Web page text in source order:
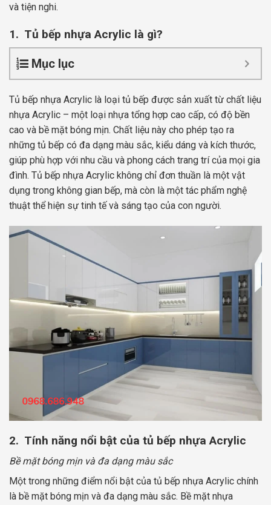
và tiện nghi.
1. Tủ bếp nhựa Acrylic là gì?
Mục lục
Tủ bếp nhựa Acrylic là loại tủ bếp được sản xuất từ chất liệu
nhựa Acrylic – một loại nhựa tổng hợp cao cấp, có độ bền
cao và bề mặt bóng mịn. Chất liệu này cho phép tạo ra
những tủ bếp có đa dạng màu sắc, kiểu dáng và kích thước,
giúp phù hợp với nhu cầu và phong cách trang trí của mọi gia
đình. Tủ bếp nhựa Acrylic không chỉ đơn thuần là một vật
dụng trong không gian bếp, mà còn là một tác phẩm nghệ
thuật thể hiện sự tinh tế và sáng tạo của con người.
2. Tính năng nổi bật của tủ bếp nhựa Acrylic
Bề mặt bóng mịn và đa dạng màu sắc
Một trong những điểm nổi bật của tủ bếp nhựa Acrylic chính
là bề mặt bóng mịn và đa dạng màu sắc. Bề mặt nhựa